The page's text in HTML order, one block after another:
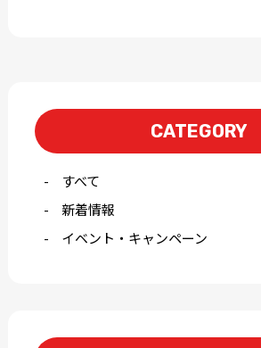
CATEGORY
すべて
新着情報
イベント・キャンペーン